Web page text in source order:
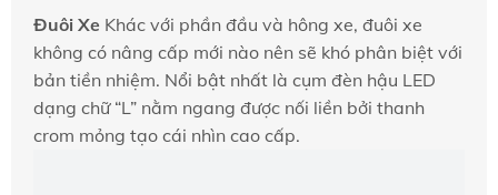
Đuôi Xe Khác với phần đầu và hông xe, đuôi xe
không có nâng cấp mới nào nên sẽ khó phân biệt với
bản tiền nhiệm. Nổi bật nhất là cụm đèn hậu LED
dạng chữ “L” nằm ngang được nối liền bởi thanh
crom mỏng tạo cái nhìn cao cấp.